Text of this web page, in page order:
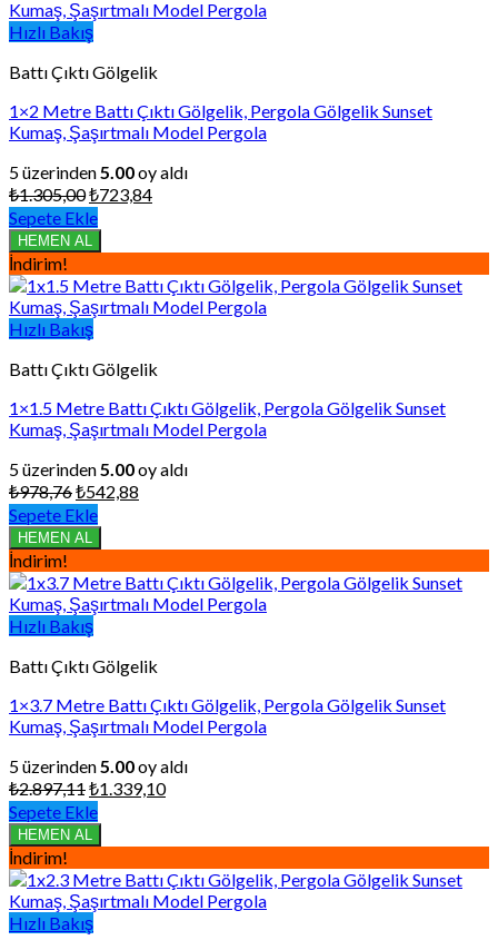
Hızlı Bakış
Battı Çıktı Gölgelik
1×2 Metre Battı Çıktı Gölgelik, Pergola Gölgelik Sunset
Kumaş, Şaşırtmalı Model Pergola
5 üzerinden 5.00oy aldı
₺1.305,00Orijinal
fiyat:
₺1.305,00.
₺723,84
₺723,84.
Sepete Ekle
HEMEN AL
İndirim!
Hızlı Bakış
Battı Çıktı Gölgelik
1×1.5 Metre Battı Çıktı Gölgelik, Pergola Gölgelik Sunset
Kumaş, Şaşırtmalı Model Pergola
5 üzerinden 5.00oy aldı
₺978,76Orijinal
fiyat:
₺978,76.
₺542,88
₺542,88.
Sepete Ekle
HEMEN AL
İndirim!
Hızlı Bakış
Battı Çıktı Gölgelik
1×3.7 Metre Battı Çıktı Gölgelik, Pergola Gölgelik Sunset
Kumaş, Şaşırtmalı Model Pergola
5 üzerinden 5.00oy aldı
₺2.897,11Orijinal
fiyat:
₺2.897,11.
₺1.339,10Şu
₺1.339,10.
Sepete Ekle
HEMEN AL
İndirim!
Hızlı Bakış